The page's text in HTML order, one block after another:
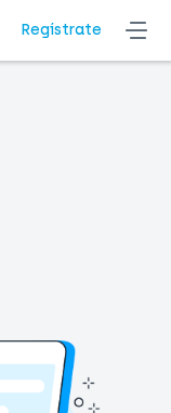
Regístrate